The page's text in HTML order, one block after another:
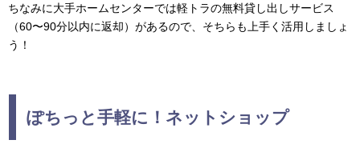
ちなみに大手ホームセンターでは軽トラの無料貸し出しサービス
（60〜90分以内に返却）があるので、そちらも上手く活用しましょ
う！
ぽちっと手軽に！ネットショップ